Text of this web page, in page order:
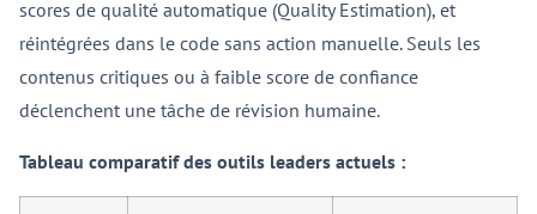
scores de qualité automatique (Quality Estimation), et
réintégrées dans le code sans action manuelle. Seuls les
contenus critiques ou à faible score de confiance
déclenchent une tâche de révision humaine.
Tableau comparatif des outils leaders actuels :